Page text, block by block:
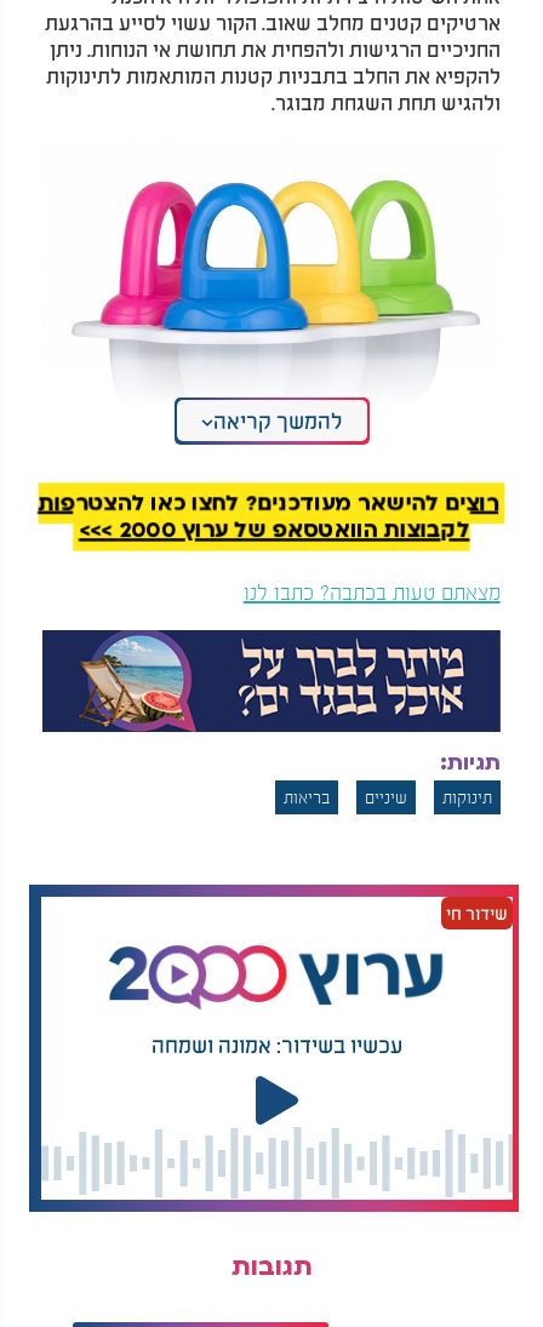
ארטיקים קטנים מחלב שאוב. הקור עשוי לסייע בהרגעת
החניכיים הרגישות ולהפחית את תחושת אי הנוחות. ניתן
להקפיא את החלב בתבניות קטנות המותאמות לתינוקות
ולהגיש תחת השגחת מבוגר.
2. מוצץ מים מקורר
החברה "MAM" - על ידי לחיצות עליו תחת זרם מים,
ניתן להכניס לתוכו מים) ולאחר מכן לשים במקפיא.
הקור מסייע להפחית את הלחץ בחניכיים ומעניק לתינוק
הקלה זמנית בזמן בקיעת השיניים.
המלצות נוספות
6 סימנים המעידים על
כך שחסר לכם ויטמין D
תיקים - ובלי מענה:
מעל 10,000 מפונים,
והסיוע רק בתחילתו
פתרון נוסף שיכול לסייע הוא הכנת שלוק ביתי מפירות.
ניתן לטחון פירות המתאימים לגיל התינוק, להקפיא
אותם בתבנית ייעודית ולהגיש כשהם קרים. הקור עשוי
להקל על הכאב בחניכיים, ובמקביל התינוק נהנה מטעם
טבעי ומרענן. חשוב להגיש בהתאם לגיל התינוק ותחת
השגחת מבוגר.
להמשך קריאה
רוצים להישאר מעודכנים? לחצו כאן להצטרפות
לקבוצות הוואטסאפ של ערוץ 2000 >>>
מצאתם טעות בכתבה? כתבו לנו
תגיות:
תינוקות שיניים בריאות
שידור חי
עכשיו בשידור: אמונה ושמחה
תגובות